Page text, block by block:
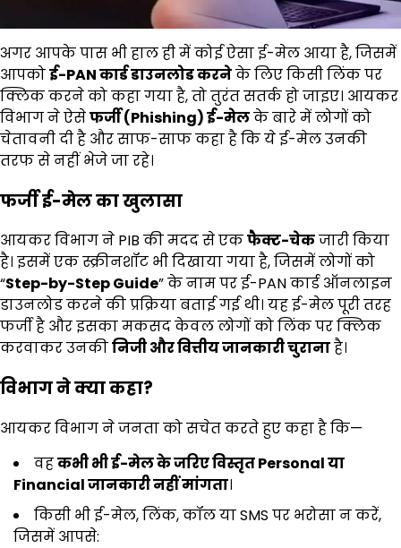
अगर आपके पास भी हाल ही में कोई ऐसा ई-मेल आया है, जिसमें
आपकोई-PANकार्ड डाउनलोड करनेके लिए किसी लिंक पर
क्लिक करने को कहा गया है, तो तुरंत सतर्क हो जाइए। आयकर
विभाग ने ऐसेफर्जी (Phishing)ई-मेलके बारे में लोगों को
चेतावनी दी है और साफ-साफ कहा है कि ये ई-मेल उनकी
तरफ से नहीं भेजे जा रहे।
फर्जी ई-मेल का खुलासा
आयकर विभाग ने PIB की मदद से एकफैक्ट-चेकजारी किया
है। इसमें एक स्क्रीनशॉट भी दिखाया गया है, जिसमें लोगों को
“Step-by-Step Guide” के नाम पर ई-PAN कार्ड ऑनलाइन
डाउनलोड करने की प्रक्रिया बताई गई थी। यह ई-मेल पूरी तरह
फर्जी है और इसका मकसद केवल लोगों को लिंक पर क्लिक
करवाकर उनकीनिजी और वित्तीय जानकारी चुरानाहै।
विभाग ने क्या कहा?
आयकर विभाग ने जनता को सचेत करते हुए कहा है कि—
वहकभी भी ई-मेल के जरिए विस्तृत Personalया
Financialजानकारी नहीं मांगता।
किसी भी ई-मेल, लिंक, कॉल या SMS पर भरोसा न करें,
जिसमें आपसे: